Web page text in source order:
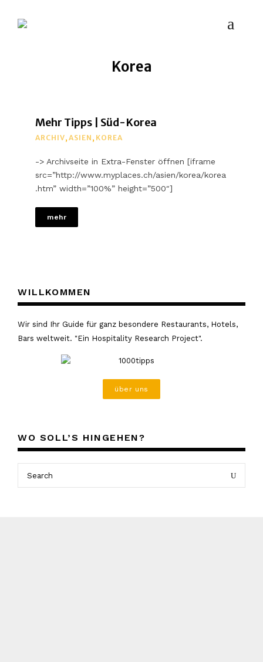
Korea
Mehr Tipps | Süd-Korea
ARCHIV, ASIEN , KOREA
-> Archivseite in Extra-Fenster öffnen [iframe
src=”http://www.myplaces.ch/asien/korea/korea
.htm” width=”100%” height=”500″]
mehr
WILLKOMMEN
Wir sind Ihr Guide für ganz besondere Restaurants, Hotels,
Bars weltweit. "Ein Hospitality Research Project".
über uns
WO SOLL’S HINGEHEN?
Search